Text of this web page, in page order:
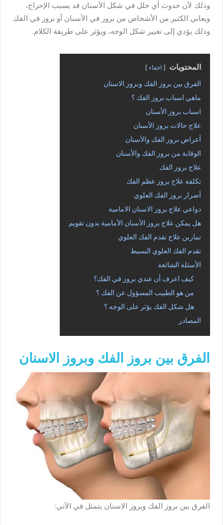
وذلك لأن حدوث أي خلل في شكل الأسنان قد يسبب الإحراج،
ويعاني الكثير من الأشخاص من بروز في الأسنان أو بروز في الفك
وذلك يؤدي إلى تغيير شكل الوجه، ويؤثر على طريقة الكلام.
المحتويات اخفاء
الفرق بين بروز الفك وبروز الاسنان
ماهي اسباب بروز الفك ؟
اسباب بروز الأسنان
علاج حالات بروز الأسنان
أعراض بروز الفك والأسنان
الوقاية من بروز الفك والأسنان
علاج بروز الفك
تكلفة علاج بروز عظم الفك
أضرار بروز الفك العلوي
دواعي علاج بروز الاسنان الامامية
هل يمكن علاج بروز الأسنان الأمامية بدون تقويم
تمارين علاج تقدم الفك العلوي
تقدم الفك العلوي البسيط
الأسئلة الشائعة
كيف اعرف أن عندي بروز في الفك؟
من هو الطبيب المسؤول عن الفك ؟
هل شكل الفك يؤثر على الوجه ؟
المصادر
الفرق بين بروز الفك وبروز الاسنان
الفرق بين بروز الفك وبروز الاسنان يتمثل في الآتي: